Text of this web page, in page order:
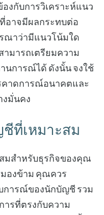
งกับการวิเคราะห์แนว
อาจมีผลกระทบต่อ
ณาว่ามีแนวโน้มใด
มารถเตรียมความ
นการณ์ได้ ดังนั้น จงใช้
คาดการณ์อนาคตและ
มั่นคง
ที่เหมาะสม
มสำหรับธุรกิจของคุณ
องข้าม คุณควร
ารณ์ของนักบัญชี รวม
ารที่ตรงกับความ